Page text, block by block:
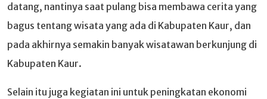
datang, nantinya saat pulang bisa membawa cerita yang
bagus tentang wisata yang ada di Kabupaten Kaur, dan
pada akhirnya semakin banyak wisatawan berkunjung di
Kabupaten Kaur.
Selain itu juga kegiatan ini untuk peningkatan ekonomi